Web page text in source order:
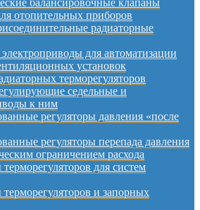
отопительных приборов
радиаторные
для автоматизации
установок
терморегуляторов
седельные и
к ним
регуляторы давления «после
регуляторы перепада давления
ограничением расхода
для систем
и запорных